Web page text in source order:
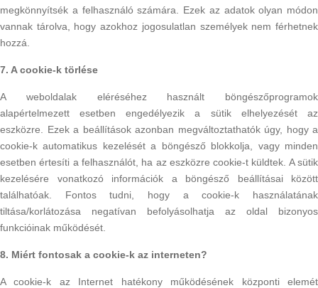
megkönnyítsék a felhasználó számára. Ezek az adatok olyan módon
vannak tárolva, hogy azokhoz jogosulatlan személyek nem férhetnek
hozzá.
7. A cookie-k törlése
A weboldalak eléréséhez használt böngészőprogramok
alapértelmezett esetben engedélyezik a sütik elhelyezését az
eszközre. Ezek a beállítások azonban megváltoztathatók úgy, hogy a
cookie-k automatikus kezelését a böngésző blokkolja, vagy minden
esetben értesíti a felhasználót, ha az eszközre cookie-t küldtek. A sütik
kezelésére vonatkozó információk a böngésző beállításai között
találhatóak. Fontos tudni, hogy a cookie-k használatának
tiltása/korlátozása negatívan befolyásolhatja az oldal bizonyos
funkcióinak működését.
8. Miért fontosak a cookie-k az interneten?
A cookie-k az Internet hatékony működésének központi elemét